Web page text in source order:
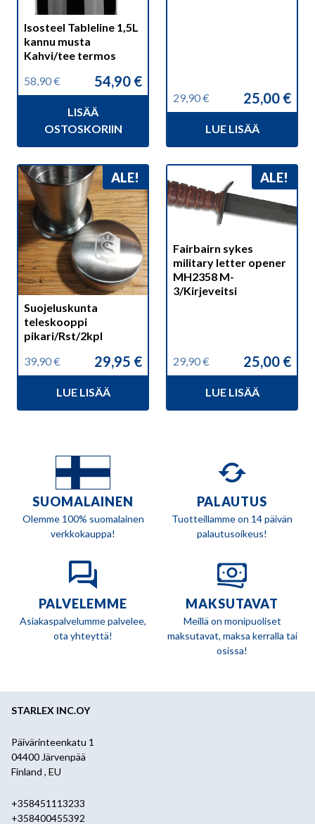
Isosteel Tableline 1,5L
kannu musta
Kahvi/tee termos
58,90€
Alkuperäinen
58,90 €.
54,90 €
Nykyinen
54,90 €.
LISÄÄ
OSTOSKORIIN
29,90€
Alkuperäinen
29,90 €.
25,00 €
Nykyinen
25,00 €.
LUE LISÄÄ
ALE!
Suojeluskunta
teleskooppi
pikari/Rst/2kpl
39,90€
Alkuperäinen
39,90 €.
29,95 €
Nykyinen
29,95 €.
LUE LISÄÄ
ALE!
Fairbairn sykes
military letter opener
MH2358 M-
3/Kirjeveitsi
29,90€
Alkuperäinen
29,90 €.
25,00 €
Nykyinen
25,00 €.
LUE LISÄÄ
SUOMALAINEN
Olemme 100% suomalainen
verkkokauppa!
PALAUTUS
Tuotteillamme on 14 päivän
palautusoikeus!
PALVELEMME
Asiakaspalvelumme palvelee,
ota yhteyttä!
MAKSUTAVAT
Meillä on monipuoliset
maksutavat, maksa kerralla tai
osissa!
STARLEX INC.OY
Päivärinteenkatu 1
04400 Järvenpää
Finland , EU
+358451113233
+358400455392